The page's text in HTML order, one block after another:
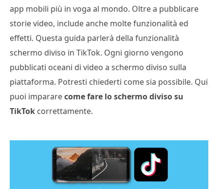
app mobili più in voga al mondo. Oltre a pubblicare
storie video, include anche molte funzionalità ed
effetti. Questa guida parlerà della funzionalità
schermo diviso in TikTok. Ogni giorno vengono
pubblicati oceani di video a schermo diviso sulla
piattaforma. Potresti chiederti come sia possibile. Qui
puoi impararecome fare lo schermo diviso su
TikTok correttamente.